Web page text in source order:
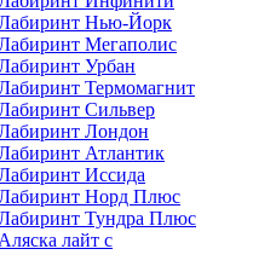
Нью-Йорк
Мегаполис
Урбан
Термомагнит
Сильвер
Лондон
Атлантик
Иссида
Норд Плюс
Тундра Плюс
лайт с